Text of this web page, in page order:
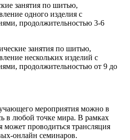
занятия по шитью,
одного изделия с
продолжительностью 3-6
занятия по шитью,
нескольких изделий с
продолжительностью от 9 до
мероприятия можно в
в любой точке мира. В рамках
проводиться трансляция
онлайн семинаров.